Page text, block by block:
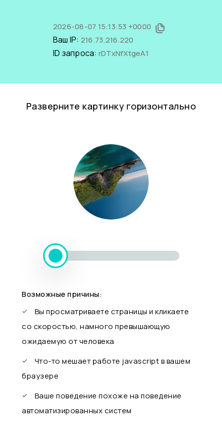
2026-08-07 15:13:53 +0000
Ваш IP: 216.73.216.220
ID запроса: rDTxNfXtgeA1
Разверните картинку горизонтально
Возможные причины:
Вы просматриваете страницы и кликаете
со скоростью, намного превышающую
ожидаемую от человека
Что-то мешает работе javascript в вашем
браузере
Ваше поведение похоже на поведение
автоматизированных систем